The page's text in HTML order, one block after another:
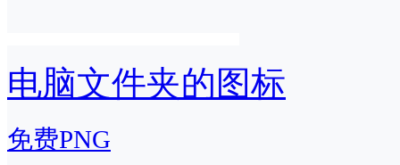
电脑文件夹的图标
免费PNG